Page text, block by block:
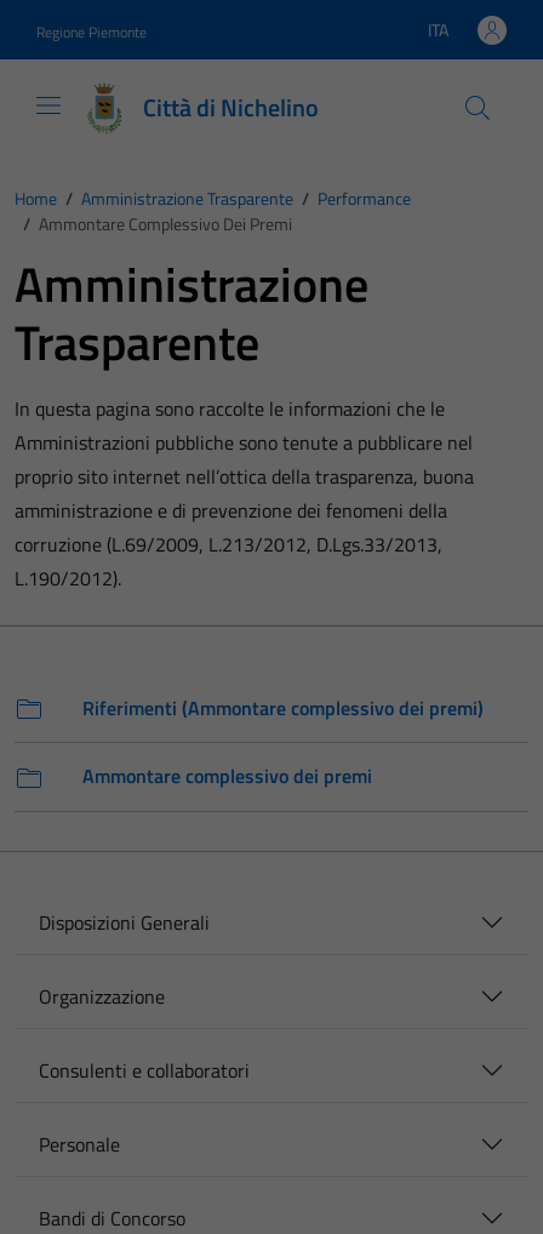
Regione Piemonte Lingua attiva:
ITA
Città di Nichelino
Home / Amministrazione Trasparente / Performance
/ Ammontare Complessivo Dei Premi
Amministrazione
Trasparente
In questa pagina sono raccolte le informazioni che le
Amministrazioni pubbliche sono tenute a pubblicare nel
proprio sito internet nell’ottica della trasparenza, buona
amministrazione e di prevenzione dei fenomeni della
corruzione (L.69/2009, L.213/2012, D.Lgs.33/2013,
L.190/2012).
Riferimenti (Ammontare complessivo dei premi)
Ammontare complessivo dei premi
Disposizioni Generali
Organizzazione
Consulenti e collaboratori
Personale
Bandi di Concorso